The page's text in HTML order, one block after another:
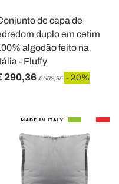
de capa de
duplo em cetim
algodão feito na
- Fluffy
290,36 € 362,95 - 20%